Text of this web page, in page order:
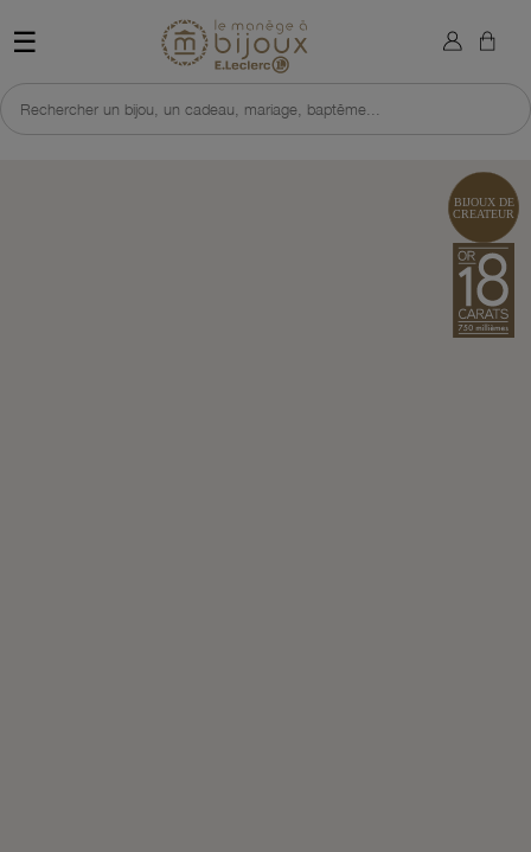
☰ Retour à l'accueil du site
Rechercher un bijou, un cadeau, mariage, baptême...
×